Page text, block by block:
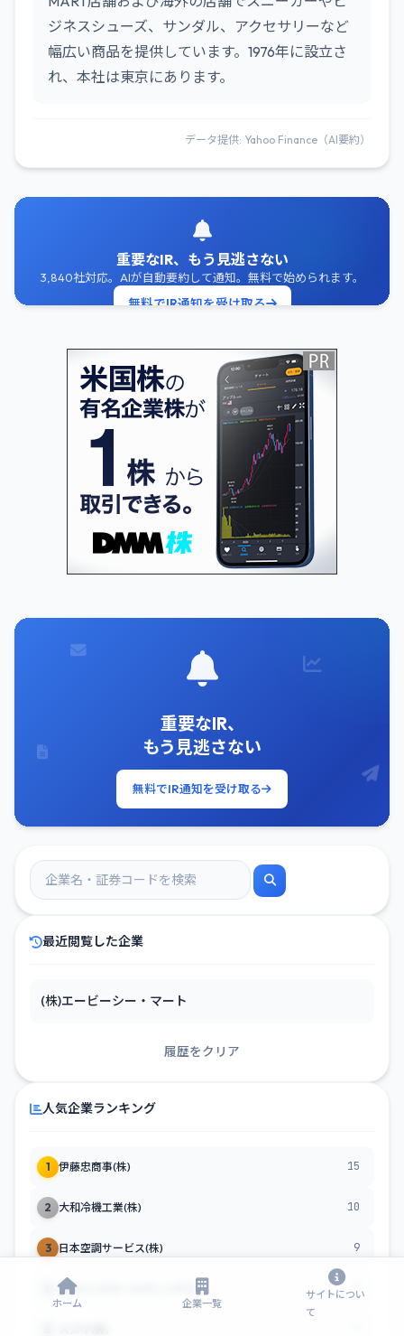
ジネスシューズ、サンダル、アクセサリーなど
幅広い商品を提供しています。1976年に設立さ
れ、本社は東京にあります。
データ提供: Yahoo Finance（AI要約）
重要なIR、もう見逃さない
3,840社対応。AIが自動要約して通知。無料で始められます。
無料でIR通知を受け取る
重要なIR、
もう見逃さない
無料でIR通知を受け取る
最近閲覧した企業
(株)エービーシー・マート
履歴をクリア
人気企業ランキング
1 伊藤忠商事(株) 15
2 大和冷機工業(株) 10
3 日本空調サービス(株) 9
(株)ジンズホールディングス 9
ホーム 企業一覧
サイトについ
て